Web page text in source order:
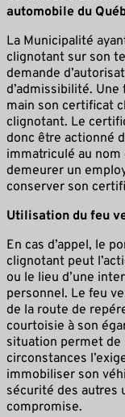
automobile du
La Municipalité
clignotant sur son
demande
d’admissibilité.
main son certificat
clignotant. Le
donc être actionné
immatriculé au
demeurer un
conserver son
Utilisation du feu
En cas d’appel, le
clignotant peut
ou le lieu d’une
personnel. Le feu
de la route de
courtoisie à son
situation permet de
circonstances
immobiliser son
sécurité des autres
compromise.